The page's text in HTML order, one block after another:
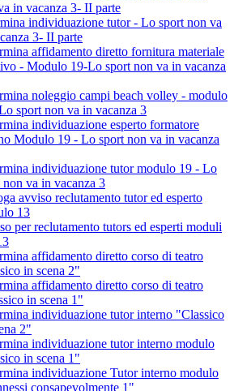
in vacanza 3- II parte
individuazione tutor - Lo sport non va
3- II parte
affidamento diretto fornitura materiale
- Modulo 19-Lo sport non va in vacanza
noleggio campi beach volley - modulo
sport non va in vacanza 3
individuazione esperto formatore
Modulo 19 - Lo sport non va in vacanza
individuazione tutor modulo 19 - Lo
non va in vacanza 3
avviso reclutamento tutor ed esperto
13
per reclutamento tutors ed esperti moduli
affidamento diretto corso di teatro
in scena 2"
affidamento diretto corso di teatro
in scena 1"
individuazione tutor interno "Classico
2"
individuazione tutor interno modulo
in scena 1"
individuazione Tutor interno modulo
consapevolmente 1"